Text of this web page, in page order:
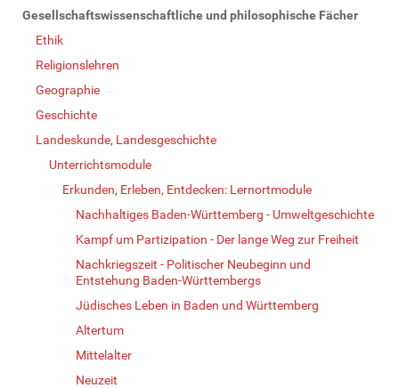
Gesellschaftswissenschaftliche und philosophische Fächer
Ethik
Religionslehren
Geographie
Geschichte
Landeskunde, Landesgeschichte
Unterrichtsmodule
Erkunden, Erleben, Entdecken: Lernortmodule
Nachhaltiges Baden-Württemberg - Umweltgeschichte
Kampf um Partizipation - Der lange Weg zur Freiheit
Nachkriegszeit - Politischer Neubeginn und
Entstehung Baden-Württembergs
Jüdisches Leben in Baden und Württemberg
Altertum
Mittelalter
Neuzeit